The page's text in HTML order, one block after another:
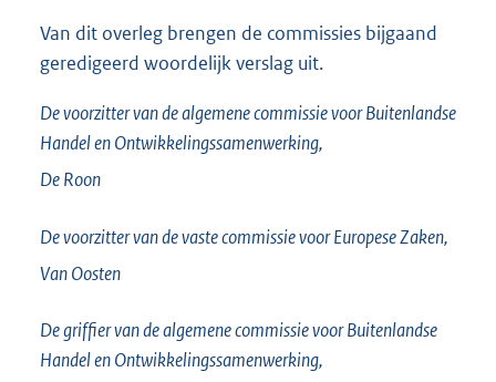
Van dit overleg brengen de commissies bijgaand
geredigeerd woordelijk verslag uit.
De voorzitter van de algemene commissie voor Buitenlandse
Handel en Ontwikkelingssamenwerking,
De Roon
De voorzitter van de vaste commissie voor Europese Zaken,
Van Oosten
De griffier van de algemene commissie voor Buitenlandse
Handel en Ontwikkelingssamenwerking,